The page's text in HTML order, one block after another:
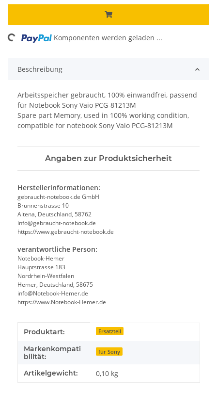
Komponenten werden geladen ...
Beschreibung
Arbeitsspeicher gebraucht, 100% einwandfrei, passend
für Notebook Sony Vaio PCG-81213M
Spare part Memory, used in 100% working condition,
compatible for notebook Sony Vaio PCG-81213M
Angaben zur Produktsicherheit
Herstellerinformationen:
gebraucht-notebook.de GmbH
Brunnenstrasse 10
Altena, Deutschland, 58762
info@gebraucht-notebook.de
https://www.gebraucht-notebook.de
verantwortliche Person:
Notebook-Hemer
Hauptstrasse 183
Nordrhein-Westfalen
Hemer, Deutschland, 58675
info@Notebook-Hemer.de
https://www.Notebook-Hemer.de
Produkteigenschaft
Wert
Produktart: Ersatzteil
Markenkompati
bilität:
für Sony
Artikelgewicht: 0,10 kg